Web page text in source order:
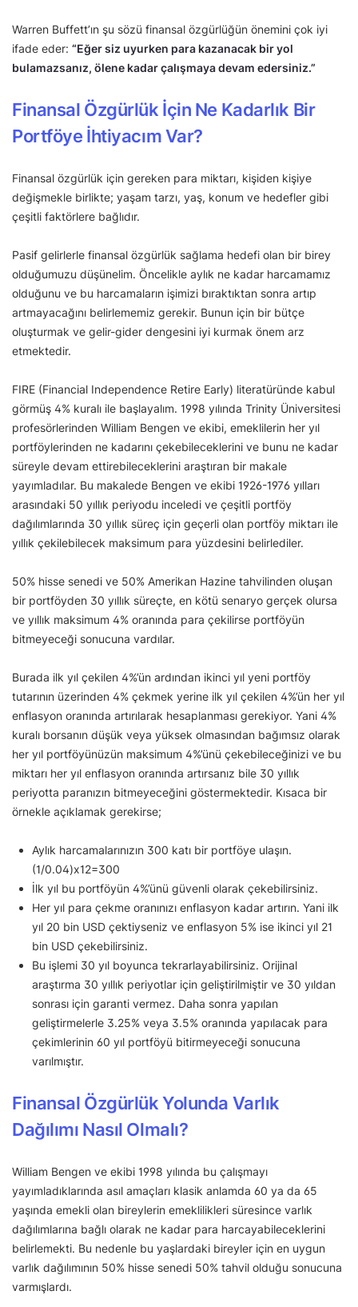
Warren Buffett’ın şu sözü finansal özgürlüğün önemini çok iyi
ifade eder: “Eğer siz uyurken para kazanacak bir yol
bulamazsanız, ölene kadar çalışmaya devam edersiniz.”
Finansal Özgürlük İçin Ne Kadarlık Bir
Portföye İhtiyacım Var?
Finansal özgürlük için gereken para miktarı, kişiden kişiye
değişmekle birlikte; yaşam tarzı, yaş, konum ve hedefler gibi
çeşitli faktörlere bağlıdır.
Pasif gelirlerle finansal özgürlük sağlama hedefi olan bir birey
olduğumuzu düşünelim. Öncelikle aylık ne kadar harcamamız
olduğunu ve bu harcamaların işimizi bıraktıktan sonra artıp
artmayacağını belirlememiz gerekir. Bunun için bir bütçe
oluşturmak ve gelir-gider dengesini iyi kurmak önem arz
etmektedir.
FIRE (Financial Independence Retire Early) literatüründe kabul
görmüş 4% kuralı ile başlayalım. 1998 yılında Trinity Üniversitesi
profesörlerinden William Bengen ve ekibi, emeklilerin her yıl
portföylerinden ne kadarını çekebileceklerini ve bunu ne kadar
süreyle devam ettirebileceklerini araştıran bir makale
yayımladılar. Bu makalede Bengen ve ekibi 1926-1976 yılları
arasındaki 50 yıllık periyodu inceledi ve çeşitli portföy
dağılımlarında 30 yıllık süreç için geçerli olan portföy miktarı ile
yıllık çekilebilecek maksimum para yüzdesini belirlediler.
50% hisse senedi ve 50% Amerikan Hazine tahvilinden oluşan
bir portföyden 30 yıllık süreçte, en kötü senaryo gerçek olursa
ve yıllık maksimum 4% oranında para çekilirse portföyün
bitmeyeceği sonucuna vardılar.
Burada ilk yıl çekilen 4%’ün ardından ikinci yıl yeni portföy
tutarının üzerinden 4% çekmek yerine ilk yıl çekilen 4%’ün her yıl
enflasyon oranında artırılarak hesaplanması gerekiyor. Yani 4%
kuralı borsanın düşük veya yüksek olmasından bağımsız olarak
her yıl portföyünüzün maksimum 4%’ünü çekebileceğinizi ve bu
miktarı her yıl enflasyon oranında artırsanız bile 30 yıllık
periyotta paranızın bitmeyeceğini göstermektedir. Kısaca bir
örnekle açıklamak gerekirse;
Aylık harcamalarınızın 300 katı bir portföye ulaşın.
(1/0.04)x12=300
İlk yıl bu portföyün 4%’ünü güvenli olarak çekebilirsiniz.
Her yıl para çekme oranınızı enflasyon kadar artırın. Yani ilk
yıl 20 bin USD çektiyseniz ve enflasyon 5% ise ikinci yıl 21
bin USD çekebilirsiniz.
Bu işlemi 30 yıl boyunca tekrarlayabilirsiniz. Orijinal
araştırma 30 yıllık periyotlar için geliştirilmiştir ve 30 yıldan
sonrası için garanti vermez. Daha sonra yapılan
geliştirmelerle 3.25% veya 3.5% oranında yapılacak para
çekimlerinin 60 yıl portföyü bitirmeyeceği sonucuna
varılmıştır.
Finansal Özgürlük Yolunda Varlık
Dağılımı Nasıl Olmalı?
William Bengen ve ekibi 1998 yılında bu çalışmayı
yayımladıklarında asıl amaçları klasik anlamda 60 ya da 65
yaşında emekli olan bireylerin emeklilikleri süresince varlık
dağılımlarına bağlı olarak ne kadar para harcayabileceklerini
belirlemekti. Bu nedenle bu yaşlardaki bireyler için en uygun
varlık dağılımının 50% hisse senedi 50% tahvil olduğu sonucuna
varmışlardı.